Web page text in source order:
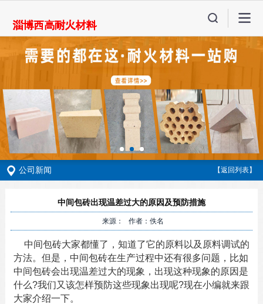
公司新闻 【返回列表】
中间包砖出现温差过大的原因及预防措施
来源： 作者：佚名
中间包砖大家都懂了，知道了它的原料以及原料调试的
方法。但是，中间包砖在生产过程中还有很多问题，比如
中间包砖会出现温差过大的现象，出现这种现象的原因是
什么?我们又该怎样预防这些现象出现呢?现在小编就来跟
大家介绍一下。